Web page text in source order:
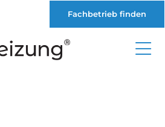
Fachbetrieb finden